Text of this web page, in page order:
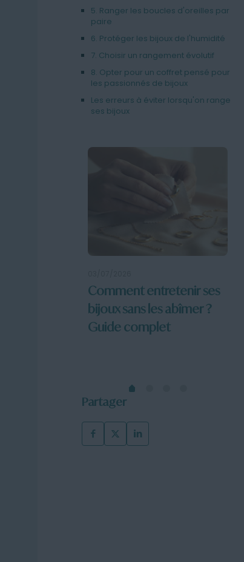
5. Ranger les boucles d'oreilles par
paire
6. Protéger les bijoux de l'humidité
7. Choisir un rangement évolutif
8. Opter pour un coffret pensé pour
les passionnés de bijoux
Les erreurs à éviter lorsqu'on range
ses bijoux
Comment entretenir ses
bijoux sans les abîmer ?
Guide complet
Partager